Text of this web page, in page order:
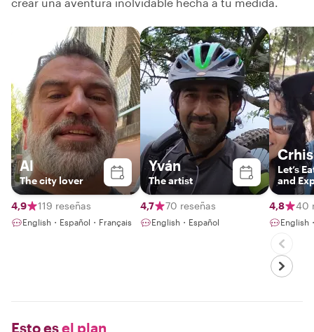
Al
The city lover
4,9 119 reseñas
English・Español・Français
Yván
The artist
4,7 70 reseñas
English・Español
Crhis
Let’s
and
Locals
4,8
40
English
Esto esel plan